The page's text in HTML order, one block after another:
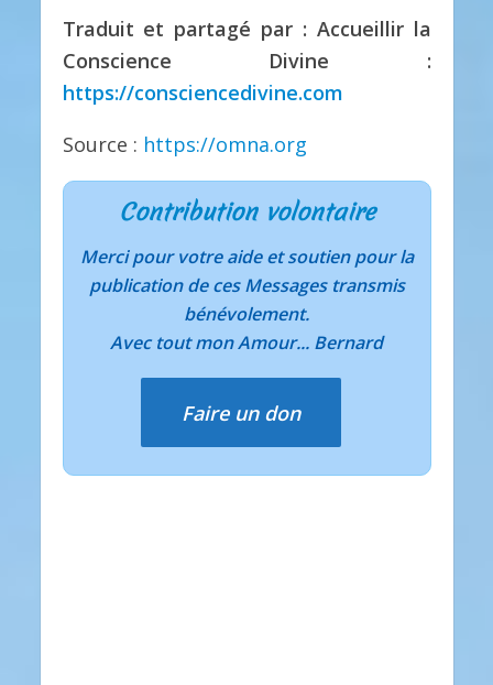
Traduit et partagé par : Accueillir la
Conscience Divine :
https://consciencedivine.com
Source : https://omna.org
Contribution volontaire
Merci pour votre aide et soutien pour la
publication de ces Messages transmis
bénévolement.
Avec tout mon Amour... Bernard
Faire un don